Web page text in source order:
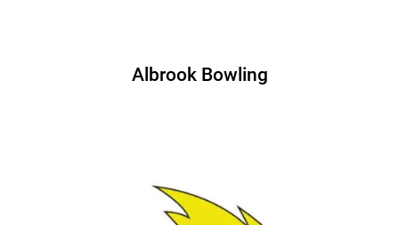
Albrook Bowling